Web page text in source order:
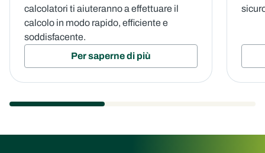
calcolatori ti aiuteranno a effettuare il
calcolo in modo rapido, efficiente e
soddisfacente.
Per saperne di più